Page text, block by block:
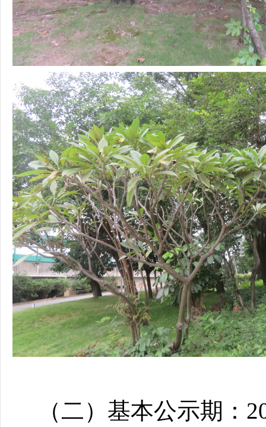
（二）基本公示期：